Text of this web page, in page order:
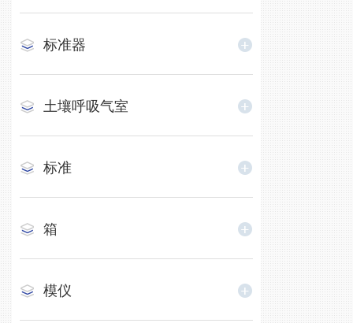
标准器
土壤呼吸气室
标准
箱
模仪